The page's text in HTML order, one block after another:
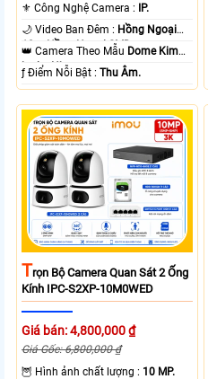
⚜️ Công Nghệ Camera : IP.
🌙 Video Ban Đêm : Hồng Ngoại
10m Hồng Ngoại SMD.
👑 Camera Theo Mẫu Dome Kim
loại + Nhựa.
️ƒ Điểm Nỗi Bật :Thu Âm.
TRọn Bộ Camera Quan Sát 2 Ống
Kính IPC-S2XP-10M0WED
Giá bán: 4,800,000 ₫
Giá Gốc: 6,800,000 ₫
🦉 Hình ảnh chất lượng : 10 MP.